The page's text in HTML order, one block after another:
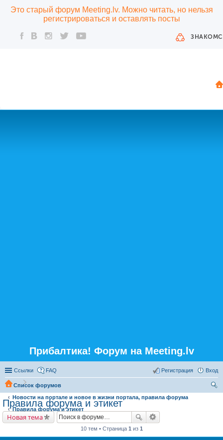
Это старый форум Meeting.lv. Можно читать, но нельзя
регистрироваться и оставлять посты
Прибалтика! Форум на Meeting.lv
Ссылки FAQ Вход
Регистрация
Список форумов
Новости на портале и новое в жизни портала, правила форума
Правила форума и этикет
Правила форума и этикет
Новая тема
10 тем • Страница 1 из 1